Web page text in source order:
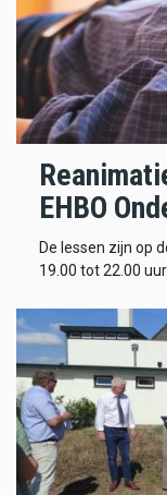
EHBO
De lessen zijn op
19.00 tot 22.00 uur.